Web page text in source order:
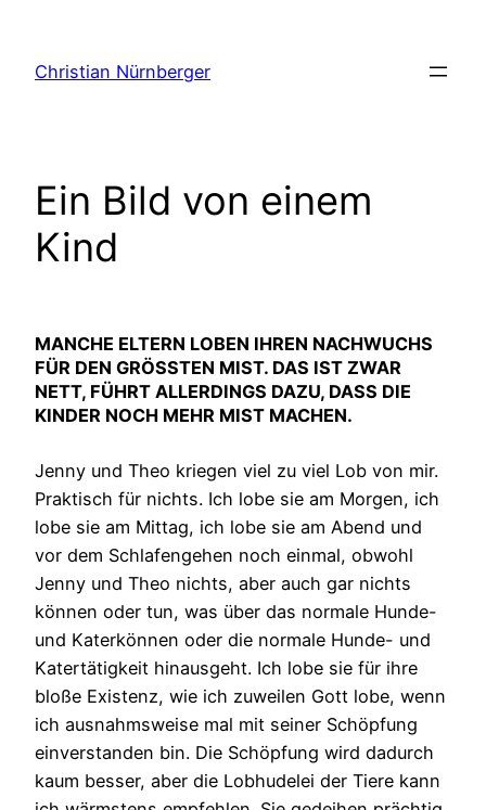
springen
Christian Nürnberger
Ein Bild von einem
Kind
MANCHE ELTERN LOBEN IHREN NACHWUCHS
FÜR DEN GRÖSSTEN MIST. DAS IST ZWAR N
ETT, FÜHRT ALLERDINGS DAZU, DASS DIE K
INDER NOCH MEHR MIST MACHEN.
Jenny und Theo kriegen viel zu viel Lob von mir.
Praktisch für nichts. Ich lobe sie am Morgen, ich
lobe sie am Mittag, ich lobe sie am Abend und
vor dem Schlafengehen noch einmal, obwohl
Jenny und Theo nichts, aber auch gar nichts
können oder tun, was über das normale Hunde-
und Katerkönnen oder die normale Hunde- und
Katertätigkeit hinausgeht. Ich lobe sie für ihre
bloße Existenz, wie ich zuweilen Gott lobe, wenn
ich ausnahmsweise mal mit seiner Schöpfung
einverstanden bin. Die Schöpfung wird dadurch
kaum besser, aber die Lobhudelei der Tiere kann